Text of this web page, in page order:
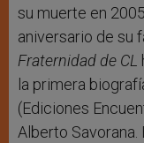
su muerte en
aniversario de su
Fraternidad de CL
la primera
(Ediciones
Alberto Savorana.